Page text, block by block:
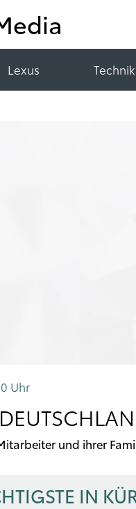
Lexus Technik
Uhr
und ihrer
IN